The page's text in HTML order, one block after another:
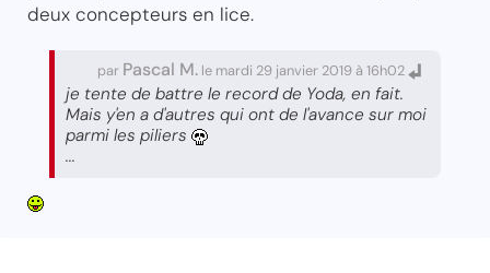
deux concepteurs en lice.
par Pascal M. le mardi 29 janvier 2019 à 16h02
je tente de battre le record de Yoda, en fait.
Mais y'en a d'autres qui ont de l'avance sur moi
parmi les piliers
...